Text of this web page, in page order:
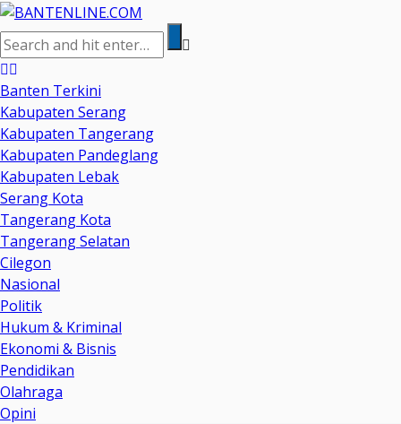
Banten Terkini
Kabupaten Serang
Kabupaten Tangerang
Kabupaten Pandeglang
Kabupaten Lebak
Serang Kota
Tangerang Kota
Tangerang Selatan
Cilegon
Nasional
Politik
Hukum & Kriminal
Ekonomi & Bisnis
Pendidikan
Olahraga
Opini